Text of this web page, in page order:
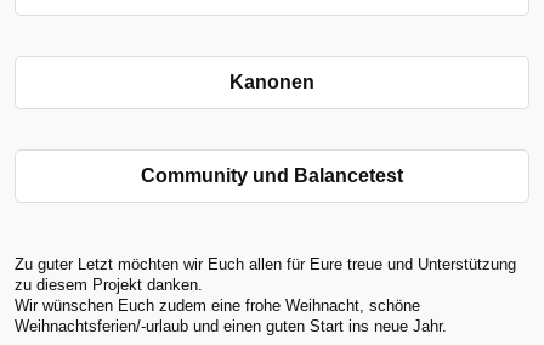
Kanonen
Community und Balancetest
Zu guter Letzt möchten wir Euch allen für Eure treue und Unterstützung
zu diesem Projekt danken.
Wir wünschen Euch zudem eine frohe Weihnacht, schöne
Weihnachtsferien/-urlaub und einen guten Start ins neue Jahr.